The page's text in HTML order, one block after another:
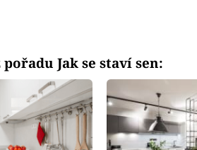
Jak se staví sen: